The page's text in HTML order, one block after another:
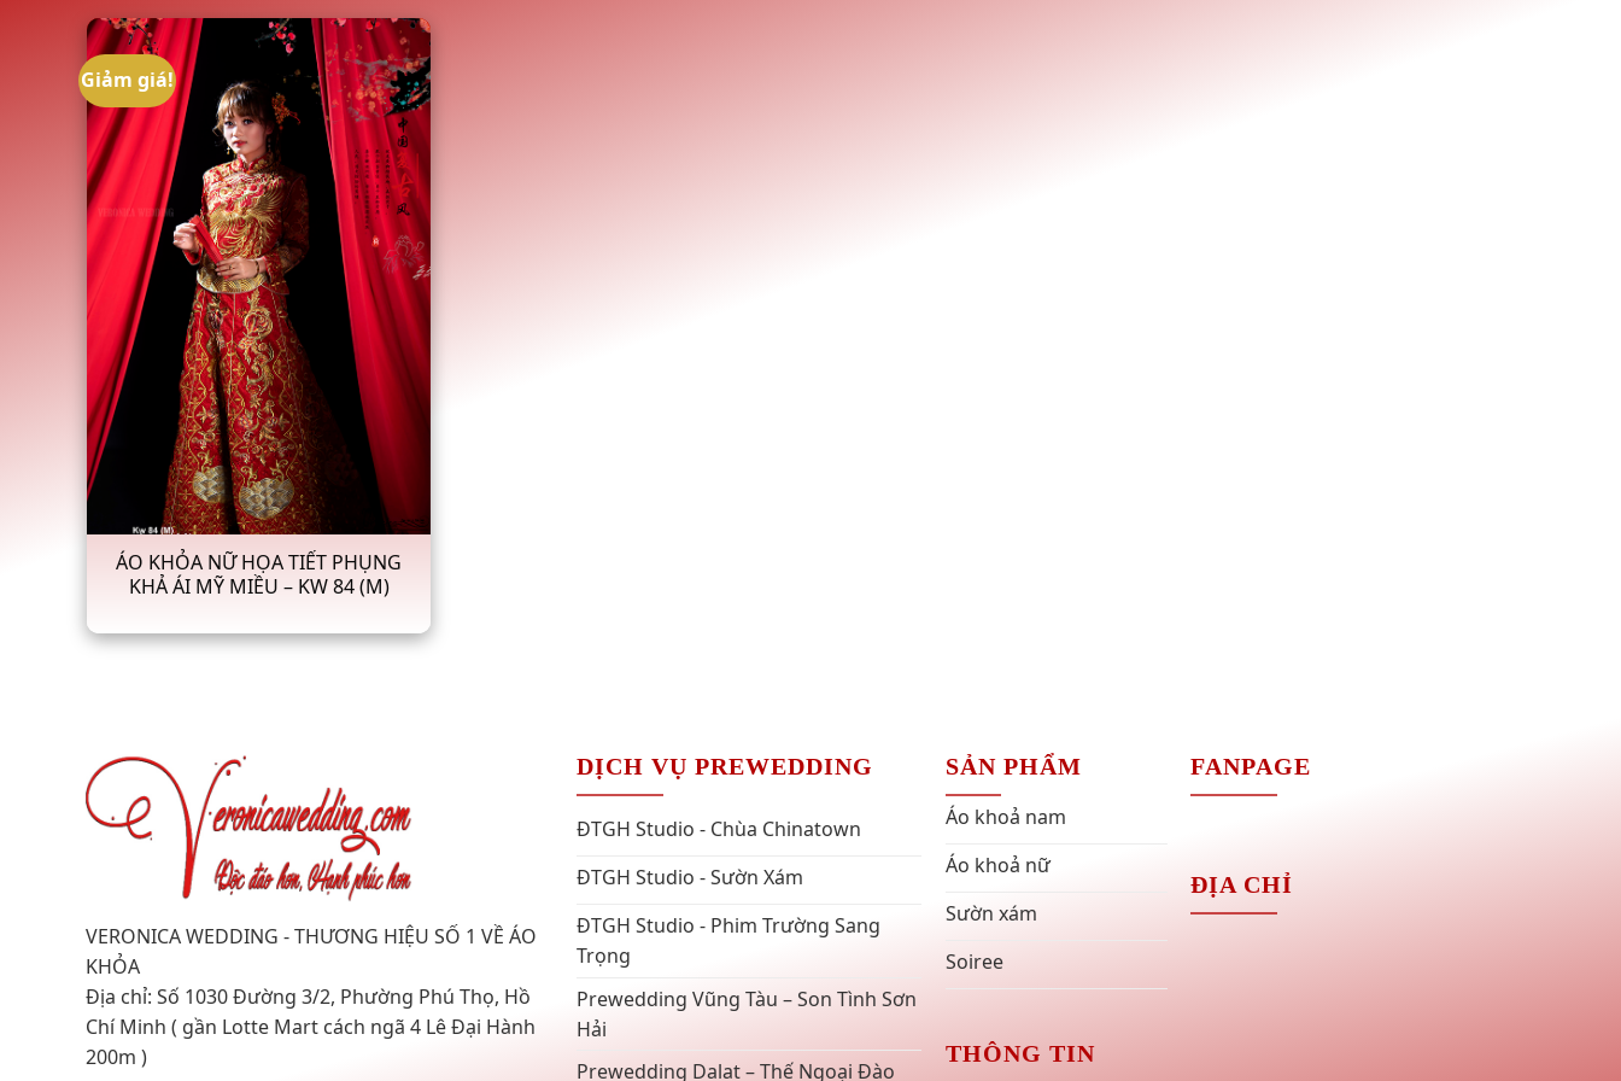
Giảm giá!
ÁO KHỎA NỮ HỌA TIẾT PHỤNG
KHẢ ÁI MỸ MIỀU – KW 84 (M)
VERONICA WEDDING - THƯƠNG HIỆU SỐ 1 VỀ ÁO
KHỎA
Địa chỉ: Số 1030 Đường 3/2, Phường Phú Thọ, Hồ
Chí Minh ( gần Lotte Mart cách ngã 4 Lê Đại Hành
200m )
DỊCH VỤ PREWEDDING
ĐTGH Studio - Chùa Chinatown
ĐTGH Studio - Sườn Xám
ĐTGH Studio - Phim Trường Sang
Trọng
Prewedding Vũng Tàu – Son Tình Sơn
Hải
Prewedding Dalat – Thế Ngoại Đào
SẢN PHẨM
Áo khoả nam
Áo khoả nữ
Sườn xám
Soiree
THÔNG TIN
FANPAGE
ĐỊA CHỈ